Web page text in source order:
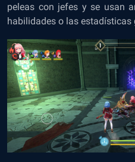
peleas con jefes y se usan
habilidades o las estadísticas